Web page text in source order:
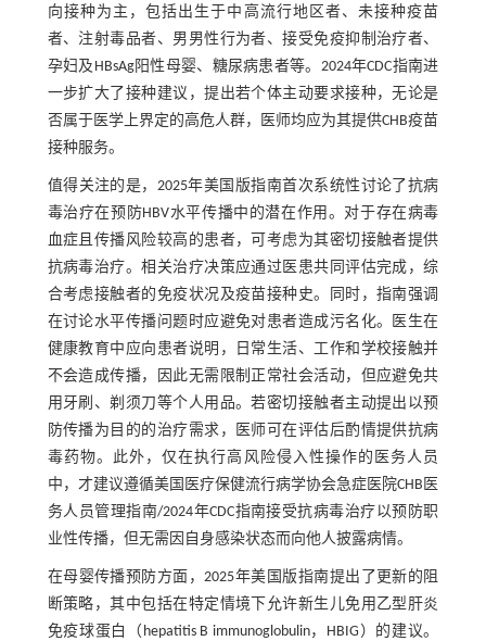
向接种为主，包括出生于中高流行地区者、未接种疫苗
者、注射毒品者、男男性行为者、接受免疫抑制治疗者、
孕妇及HBsAg阳性母婴、糖尿病患者等。2024年CDC指南进
一步扩大了接种建议，提出若个体主动要求接种，无论是
否属于医学上界定的高危人群，医师均应为其提供CHB疫苗
接种服务。
值得关注的是，2025年美国版指南首次系统性讨论了抗病
毒治疗在预防HBV水平传播中的潜在作用。对于存在病毒
血症且传播风险较高的患者，可考虑为其密切接触者提供
抗病毒治疗。相关治疗决策应通过医患共同评估完成，综
合考虑接触者的免疫状况及疫苗接种史。同时，指南强调
在讨论水平传播问题时应避免对患者造成污名化。医生在
健康教育中应向患者说明，日常生活、工作和学校接触并
不会造成传播，因此无需限制正常社会活动，但应避免共
用牙刷、剃须刀等个人用品。若密切接触者主动提出以预
防传播为目的的治疗需求，医师可在评估后酌情提供抗病
毒药物。此外，仅在执行高风险侵入性操作的医务人员
中，才建议遵循美国医疗保健流行病学协会急症医院CHB医
务人员管理指南/2024年CDC指南接受抗病毒治疗以预防职
业性传播，但无需因自身感染状态而向他人披露病情。
在母婴传播预防方面，2025年美国版指南提出了更新的阻
断策略，其中包括在特定情境下允许新生儿免用乙型肝炎
免疫球蛋白（hepatitis B immunoglobulin，HBIG）的建议。